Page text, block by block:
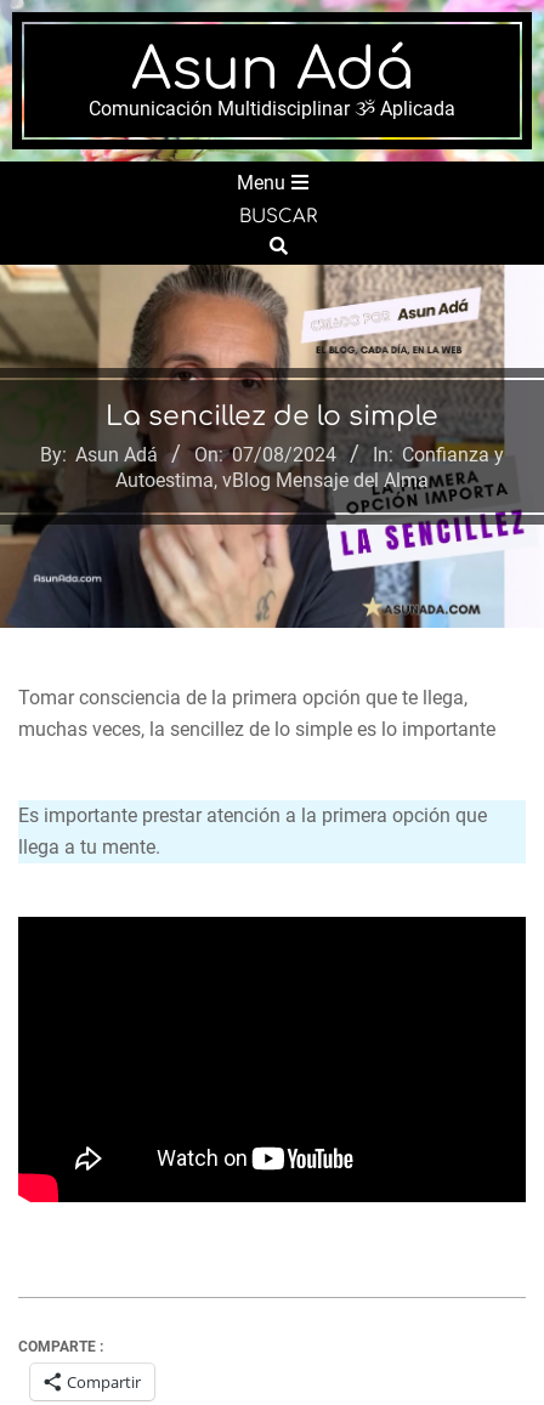
Skip
to
content
Asun Adá
Comunicación Multidisciplinar ૐ Aplicada
Menu
BUSCAR
Search
La sencillez de lo simple
By: Asun Adá On: 07/08/2024 In: Confianza y
Autoestima, vBlog Mensaje del Alma
Tomar consciencia de la primera opción que te llega,
muchas veces, la sencillez de lo simple es lo importante
Es importante prestar atención a la primera opción que
llega a tu mente.
COMPARTE :
Compartir